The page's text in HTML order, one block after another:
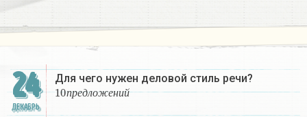
24
ДЕКАБРЬ
Для чего нужен деловой стиль речи?
пр е дл о ж е н и й
10пр ед лож ений